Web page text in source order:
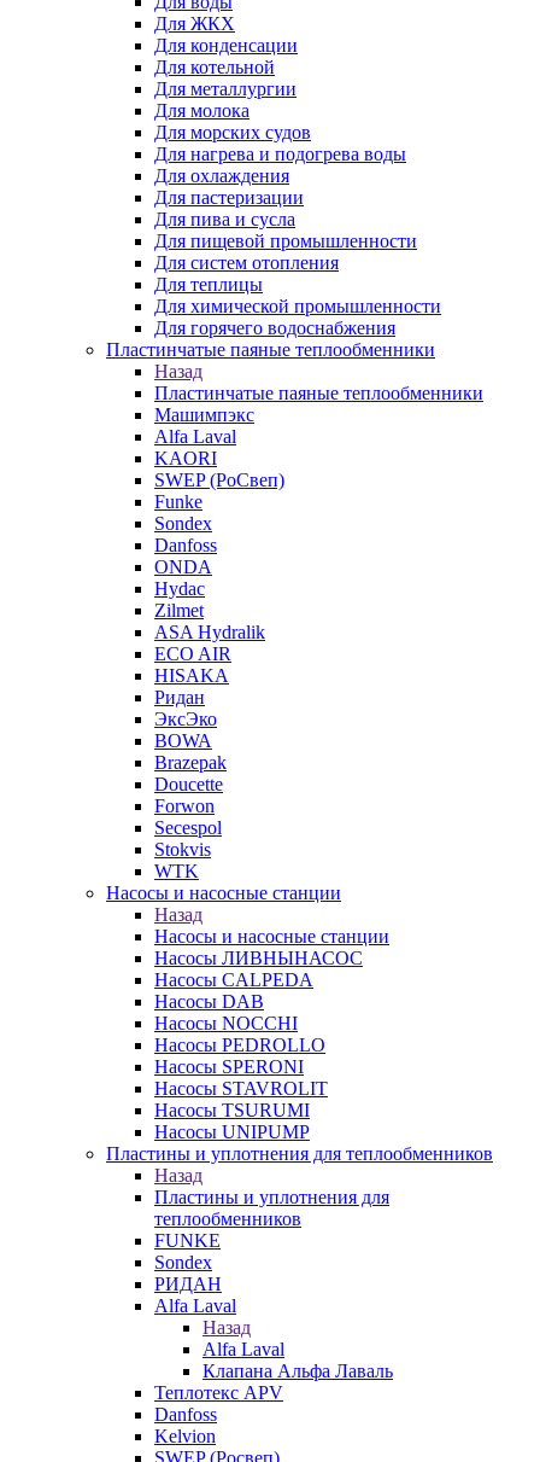
Для ЖКХ
Для конденсации
Для котельной
Для металлургии
Для молока
Для морских судов
Для нагрева и подогрева воды
Для охлаждения
Для пастеризации
Для пива и сусла
Для пищевой промышленности
Для систем отопления
Для теплицы
Для химической промышленности
Для горячего водоснабжения
Пластинчатые паяные теплообменники
Назад
Пластинчатые паяные теплообменники
Машимпэкс
Alfa Laval
KAORI
SWEP (РоСвеп)
Funke
Sondex
Danfoss
ONDA
Hydac
Zilmet
ASA Hydralik
ECO AIR
HISAKA
Ридан
ЭксЭко
BOWA
Brazepak
Doucette
Forwon
Secespol
Stokvis
WTK
Насосы и насосные станции
Назад
Насосы и насосные станции
Насосы ЛИВНЫНАСОС
Насосы CALPEDA
Насосы DAB
Насосы NOCCHI
Насосы PEDROLLO
Насосы SPERONI
Насосы STAVROLIT
Насосы TSURUMI
Насосы UNIPUMP
Пластины и уплотнения для теплообменников
Назад
Пластины и уплотнения для
теплообменников
FUNKE
Sondex
РИДАН
Alfa Laval
Назад
Alfa Laval
Клапана Альфа Лаваль
Теплотекс APV
Danfoss
Kelvion
SWEP (Росвеп)